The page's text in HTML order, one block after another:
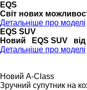
EQS
Cвіт нових
Детальніше про моделі
EQS SUV
Новий EQS SUV
Детальніше про моделі
Новий A-Class
Зручний супутник на